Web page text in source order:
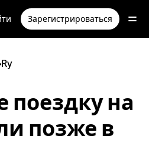
Зарегистрироваться
Ry
поездку на
позже в